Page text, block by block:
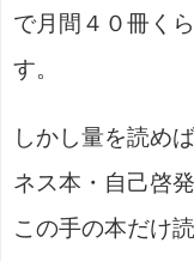
で月間４０冊く
す。
しかし量を読め
ネス本・自己啓
この手の本だけ